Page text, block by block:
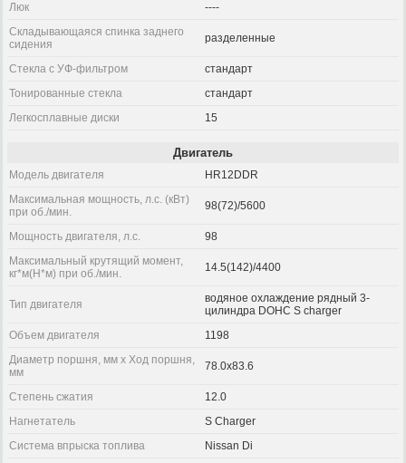
Люк
----
Складывающаяся спинка заднего
сидения
разделенные
Стекла с УФ-фильтром
стандарт
Тонированные стекла
стандарт
Легкосплавные диски
15
Двигатель
Модель двигателя
HR12DDR
Максимальная мощность, л.с. (кВт)
при об./мин.
98(72)/5600
Мощность двигателя, л.с.
98
Максимальный крутящий момент,
кг*м(Н*м) при об./мин.
14.5(142)/4400
Тип двигателя
водяное охлаждение рядный 3-
цилиндра DOHC S charger
Объем двигателя
1198
Диаметр поршня, мм x Ход поршня,
мм
78.0x83.6
Степень сжатия
12.0
Нагнетатель
S Charger
Система впрыска топлива
Nissan Di